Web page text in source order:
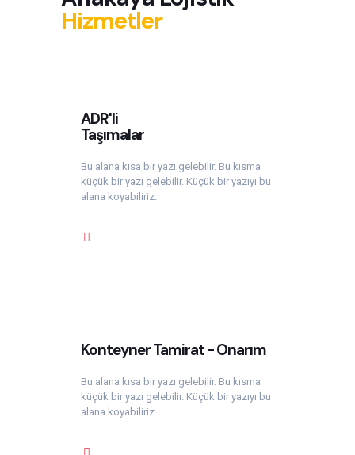
Hizmetler
ADR'li
Taşımalar
Bu alana kısa bir yazı gelebilir. Bu kısma
küçük bir yazı gelebilir. Küçük bir yazıyı bu
alana koyabiliriz.
Konteyner Tamirat - Onarım
Bu alana kısa bir yazı gelebilir. Bu kısma
küçük bir yazı gelebilir. Küçük bir yazıyı bu
alana koyabiliriz.